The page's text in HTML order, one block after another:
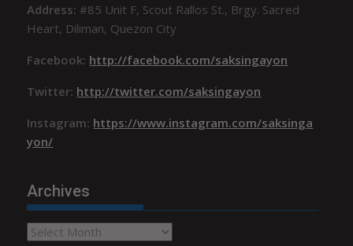
Address:#85 Unit F, Scout Rallos St., Brgy. Sacred
Heart, Diliman, Quezon City
Facebook: http://facebook.com/saksingayon
Twitter: http://twitter.com/saksingayon
Instagram: https://www.instagram.com/saksinga
yon/
Archives
Archives